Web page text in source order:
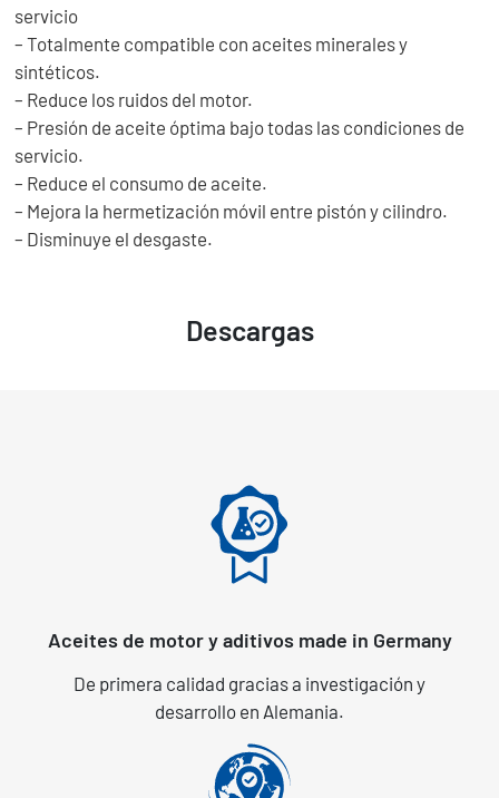
Descargas
servicio
– Totalmente compatible con aceites minerales y
sintéticos.
– Reduce los ruidos del motor.
– Presión de aceite óptima bajo todas las condiciones de
servicio.
– Reduce el consumo de aceite.
– Mejora la hermetización móvil entre pistón y cilindro.
– Disminuye el desgaste.
Aceites de motor y aditivos made in Germany
De primera calidad gracias a investigación y
desarrollo en Alemania.